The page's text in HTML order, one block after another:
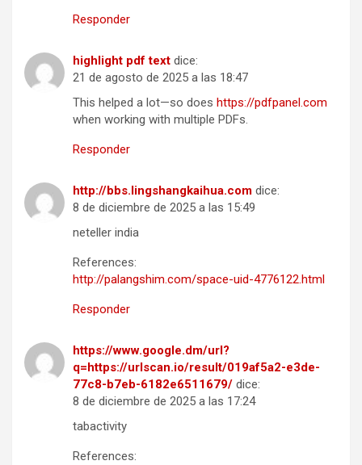
Responder
highlight pdf text dice:
21 de agosto de 2025 a las 18:47
This helped a lot—so does https://pdfpanel.com
when working with multiple PDFs.
Responder
http://bbs.lingshangkaihua.com dice:
8 de diciembre de 2025 a las 15:49
neteller india
References:
http://palangshim.com/space-uid-4776122.html
Responder
https://www.google.dm/url?
q=https://urlscan.io/result/019af5a2-e3de-
77c8-b7eb-6182e6511679/ dice:
8 de diciembre de 2025 a las 17:24
tabactivity
References: